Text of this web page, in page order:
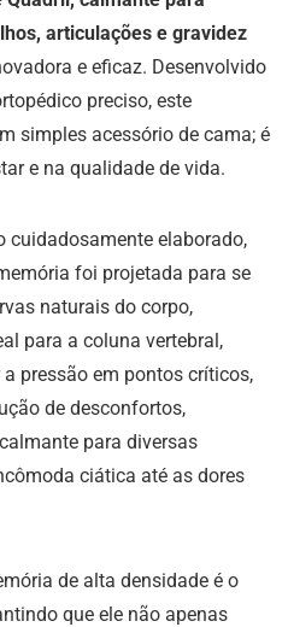
articulações e gravidez
e eficaz. Desenvolvido
preciso, este
simples acessório de cama; é
e na qualidade de vida.
cuidadosamente elaborado,
foi projetada para se
naturais do corpo,
para a coluna vertebral,
pressão em pontos críticos,
de desconfortos,
para diversas
ciática até as dores
de alta densidade é o
que ele não apenas